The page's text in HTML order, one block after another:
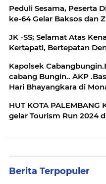
Peduli Sesama, Peserta
ke-64 Gelar Baksos dan
JK -SS; Selamat Atas
Kertapati, Bertepatan
Kapolsek
cabang Bungin.. AKP
Hari Bhayangkara di
HUT KOTA PALEMBANG
gelar Tourism Run 2024
Berita Terpopuler